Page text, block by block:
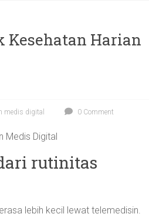
Kesehatan Harian
medis digital 0 Comment
Medis Digital
rutinitas
lebih kecil lewat telemedisin.